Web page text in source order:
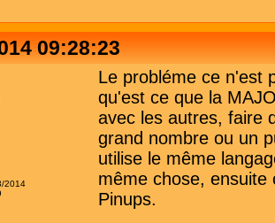
09:28:23
2014
Le probléme ce n'est
qu'est ce que la
avec les autres, faire
grand nombre ou un
utilise le même
même chose,
Pinups.